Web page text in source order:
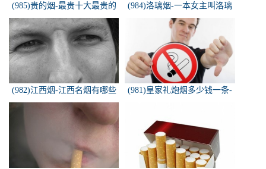
(985)贵的烟-最贵十大最贵的
香烟是什么
(984)洛璃烟-一本女主叫洛璃
烟的快穿小说，叫什么名字来
着？？？
(982)江西烟-江西名烟有哪些
(981)皇家礼炮烟多少钱一条-